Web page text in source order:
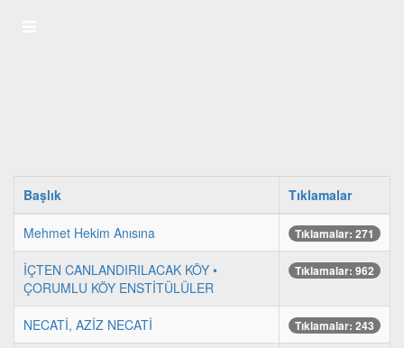
Başlık Tıklamalar
Mehmet Hekim Anısına Tıklamalar: 271
İÇTEN CANLANDIRILACAK KÖY •
ÇORUMLU KÖY ENSTİTÜLÜLER
Tıklamalar: 962
NECATİ, AZİZ NECATİ Tıklamalar: 243